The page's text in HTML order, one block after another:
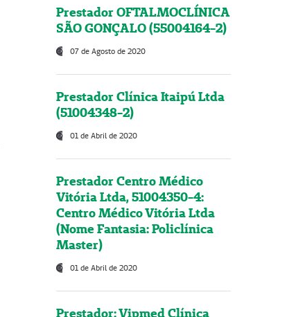
Prestador OFTALMOCLÍNICA
SÃO GONÇALO (55004164-2)
07 de Agosto de 2020
Prestador Clínica Itaipú Ltda
(51004348-2)
01 de Abril de 2020
Prestador Centro Médico
Vitória Ltda, 51004350-4:
Centro Médico Vitória Ltda
(Nome Fantasia: Policlínica
Master)
01 de Abril de 2020
Prestador: Vipmed Clínica